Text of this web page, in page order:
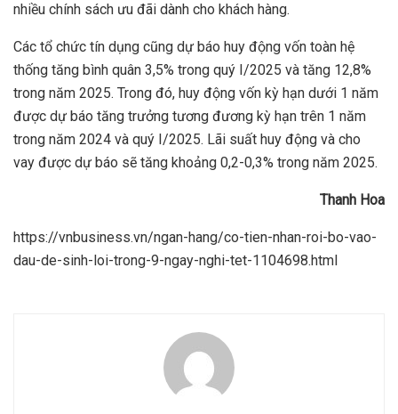
nhiều chính sách ưu đãi dành cho khách hàng.
Các tổ chức tín dụng cũng dự báo huy động vốn toàn hệ
thống tăng bình quân 3,5% trong quý I/2025 và tăng 12,8%
trong năm 2025. Trong đó, huy động vốn kỳ hạn dưới 1 năm
được dự báo tăng trưởng tương đương kỳ hạn trên 1 năm
trong năm 2024 và quý I/2025. Lãi suất huy động và cho
vay được dự báo sẽ tăng khoảng 0,2-0,3% trong năm 2025.
Thanh Hoa
https://vnbusiness.vn/ngan-hang/co-tien-nhan-roi-bo-vao-
dau-de-sinh-loi-trong-9-ngay-nghi-tet-1104698.html